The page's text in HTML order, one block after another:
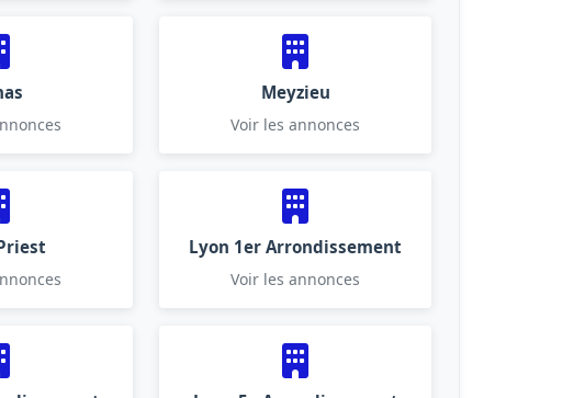
Meyzieu
Voir les annonces
Lyon 1er Arrondissement
Voir les annonces